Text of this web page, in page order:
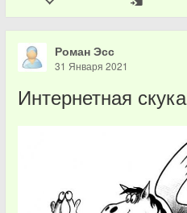
Роман Эсс
31 Января 2021
Интернетная скука